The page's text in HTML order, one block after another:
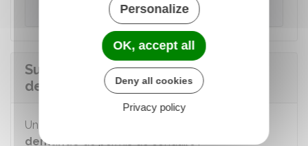
Agence nationale des titres sécurisés (ANTS)
Suivre l'avancement de votre
demande de permis de conduire
Un service en ligne permet de
demandede permis de conduire :
Personalize
OK, accept all
Deny all cookies
Privacy policy